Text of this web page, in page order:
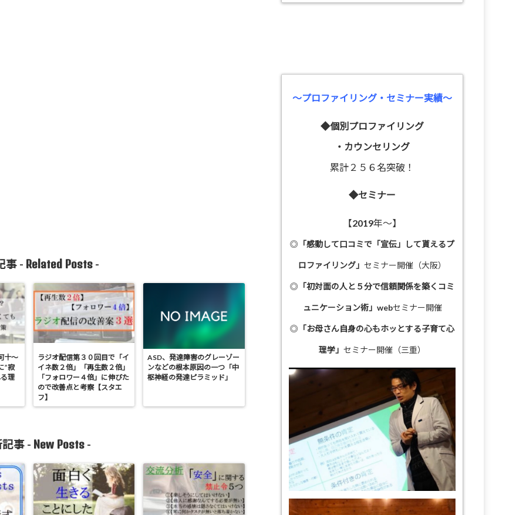
事 - Related Posts-
十～
”寂
理
ラジオ配信第３０回目で「イ
イネ数２倍」「再生数２倍」
「フォロワー４倍」に伸びた
ので改善点と考察【スタエ
フ】
ASD、発達障害のグレーゾー
ンなどの根本原因の一つ「中
枢神経の発達ピラミッド」
事 - New Posts -
～プロファイリング・セミナー実績～
◆個別プロファイリング
・カウンセリング
累計２５６名突破！
◆セミナー
【2019年～】
◎ 「感動して口コミで「宣伝」して貰えるプ
ロファイリング」 セミナー開催（大阪）
◎ 「初対面の人と５分で信頼関係を築くコミ
ュニケーション術」 webセミナー開催
◎ 「お母さん自身の心もホッとする子育て心
理学」 セミナー開催（三重）